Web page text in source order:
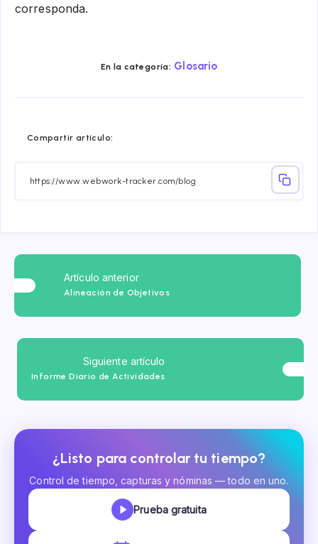
corresponda.
En la categoría: Glosario
Compartir artículo:
Email
Artículo anterior
Alineación de Objetivos
Siguiente artículo
Informe Diario de Actividades
¿Listo para controlar tu tiempo?
Control de tiempo, capturas y nóminas — todo en uno.
Prueba gratuita